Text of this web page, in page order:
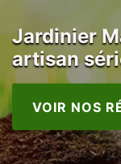
Jardinier
artisan
VOIR NOS